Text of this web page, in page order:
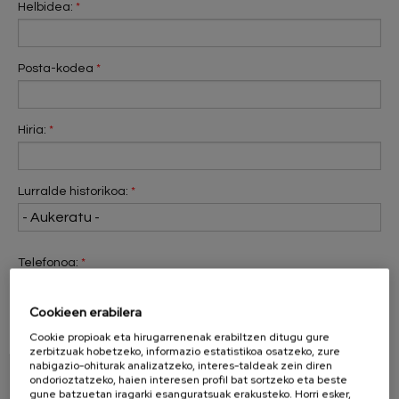
Helbidea: *
Posta-kodea *
Hiria: *
Lurralde historikoa: *
Telefonoa: *
Pribatutasun-politika onartzen dut.
Cookieen erabilera
Cookie propioak eta hirugarrenenak erabiltzen ditugu gure
zerbitzuak hobetzeko, informazio estatistikoa osatzeko, zure
nabigazio-ohiturak analizatzeko, interes-taldeak zein diren
ondorioztatzeko, haien interesen profil bat sortzeko eta beste
gune batzuetan iragarki esanguratsuak erakusteko. Horri esker,